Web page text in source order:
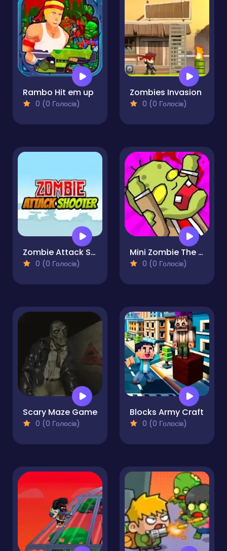
Rambo Hit em up
0 (0 Голосів)
Zombies Invasion
0 (0 Голосів)
Zombie Attack Shooter
0 (0 Голосів)
Mini Zombie The Invasion
0 (0 Голосів)
Scary Maze Game
0 (0 Голосів)
Blocks Army Craft
0 (0 Голосів)